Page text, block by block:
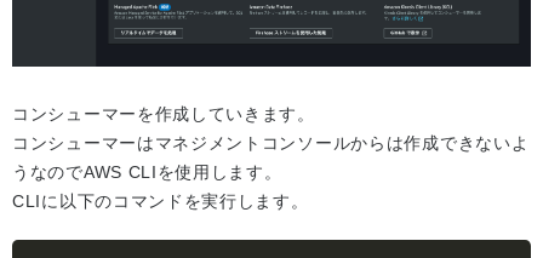
コンシューマーを作成していきます。
コンシューマーはマネジメントコンソールからは作成できないよ
うなのでAWS CLIを使用します。
CLIに以下のコマンドを実行します。